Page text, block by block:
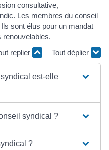
consultative,
Les membres du conseil
sont élus pour un mandat
renouvelables.
replier
Tout déplier
est-elle
syndical ?
?